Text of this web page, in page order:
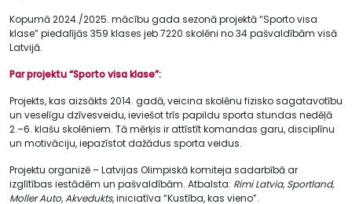
Kopumā 2024./2025. mācību gada sezonā projektā “Sporto visa
klase” piedalījās 359 klases jeb 7220 skolēni no 34 pašvaldībām visā
Latvijā.
Par projektu “Sporto visa klase”:
Projekts, kas aizsākts 2014. gadā, veicina skolēnu fizisko sagatavotību
un veselīgu dzīvesveidu, ieviešot trīs papildu sporta stundas nedēļā
2.–6. klašu skolēniem. Tā mērķis ir attīstīt komandas garu, disciplīnu
un motivāciju, iepazīstot dažādus sporta veidus.
Projektu organizē – Latvijas Olimpiskā komiteja sadarbībā ar
izglītības iestādēm un pašvaldībām. Atbalsta: Rimi Latvia, Sportland,
Moller Auto, Akvedukts, iniciatīva “Kustība, kas vieno”.